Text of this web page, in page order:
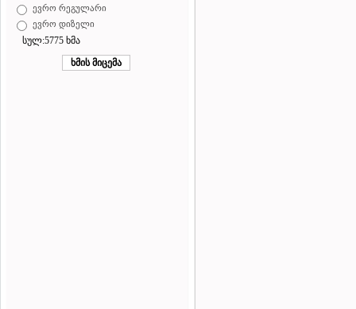
ევრო რეგულარი
ევრო დიზელი
სულ:5775 ხმა